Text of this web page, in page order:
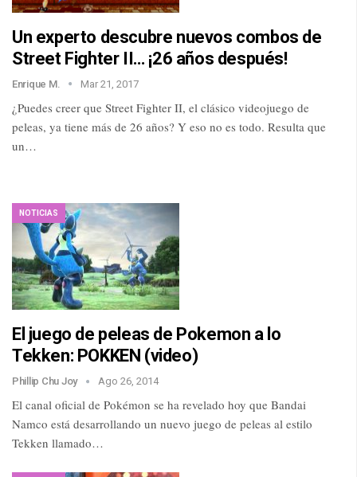
Un experto descubre nuevos combos de
Street Fighter II… ¡26 años después!
Enrique M. Mar 21, 2017
¿Puedes creer que Street Fighter II, el clásico videojuego de
peleas, ya tiene más de 26 años? Y eso no es todo. Resulta que
un…
NOTICIAS
El juego de peleas de Pokemon a lo
Tekken: POKKEN (video)
Phillip Chu Joy Ago 26, 2014
El canal oficial de Pokémon se ha revelado hoy que Bandai
Namco está desarrollando un nuevo juego de peleas al estilo
Tekken llamado…